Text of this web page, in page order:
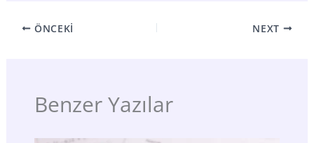
ÖNCEKI NEXT
Benzer Yazılar